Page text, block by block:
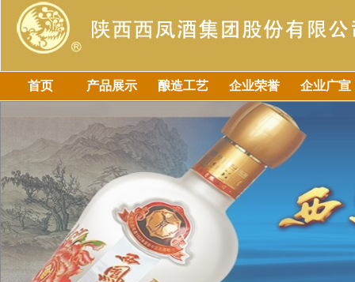
首页 产品展示 酿造工艺 企业荣誉 企业广宣